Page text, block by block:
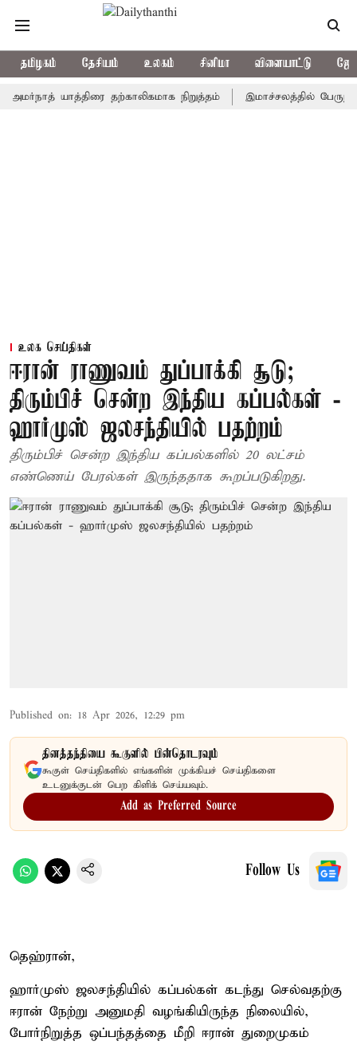
தமிழகம் தேசியம் உலகம் சினிமா விளையாட்டு
யாத்திரை தற்காலிகமாக நிறுத்தம் இமாச்சலத்தில் பேருந்து
உலக செய்திகள்
ஈரான் ராணுவம் துப்பாக்கி சூடு;
திரும்பிச் சென்ற இந்திய கப்பல்கள் -
ஹார்முஸ் ஜலசந்தியில் பதற்றம்
திரும்பிச் சென்ற இந்திய கப்பல்களில் 20 லட்சம்
எண்ணெய் பேரல்கள் இருந்ததாக கூறப்படுகிறது.
Published on: 18 Apr 2026, 12:29 pm
தினத்தந்தியை கூகுளில் பின்தொடரவும்
கூகுள் செய்திகளில் எங்களின் முக்கியச் செய்திகளை
உடனுக்குடன் பெற கிளிக் செய்யவும்.
Add as Preferred Source
Follow Us
தெஹ்ரான்,
ஹார்முஸ் ஜலசந்தியில் கப்பல்கள் கடந்து செல்வதற்கு
ஈரான் நேற்று அனுமதி வழங்கியிருந்த நிலையில்,
போர்நிறுத்த ஒப்பந்தத்தை மீறி ஈரான் துறைமுகம்